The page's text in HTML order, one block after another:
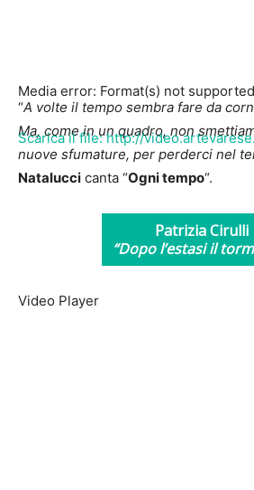
Media error: Format(s) not
Scarica il file: http://
“A volte il tempo sembra fare da
Ma, come in un quadro, non
nuove sfumature, per perderci nel
Natalucci canta “Ogni tempo“.
Patrizia Cirulli
“Dopo l’estasi il
Video Player